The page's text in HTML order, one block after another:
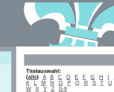
Titelauswahl:
(alle) A B C D E F G H I
K
L M N O P Q R S T
U
W
X Y Z 0-9